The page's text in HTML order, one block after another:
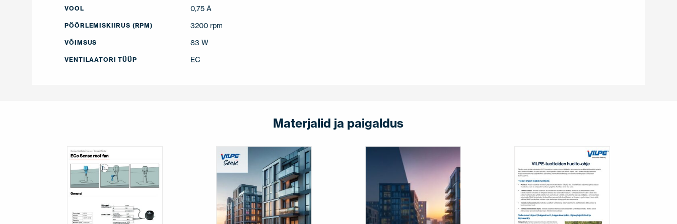
VOOL 0,75 A
PÖÖRLEMISKIIRUS (RPM) 3200 rpm
VÕIMSUS 83 W
VENTILAATORI TÜÜP EC
Materjalid ja paigaldus